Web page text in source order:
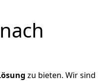
zu bieten. Wir sind